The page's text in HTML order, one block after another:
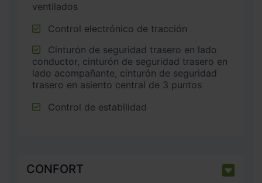
ventilados
Control electrónico de tracción
conductor, cinturón de seguridad trasero en
lado acompañante, cinturón de seguridad
trasero en asiento central de 3 puntos
Control de estabilidad
CONFORT